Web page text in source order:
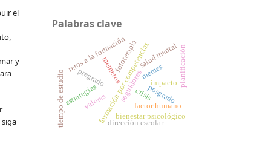
el
y
Palabras clave
formación por competenciasposgrado
pregrado
retos a la formación
factor humano
memes
memerosseguidores
bienestar psicológico
salud mental
impacto
valores
estrategias
planificación
tiempo de estudio dirección escolar
fototerapia
crisis